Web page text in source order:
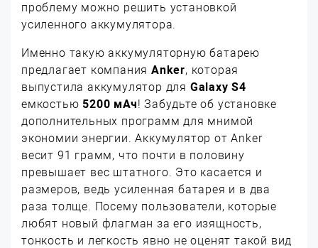
проблему можно решить установкой
усиленного аккумулятора.
Именно такую аккумуляторную батарею
предлагает компанияAnker, которая
выпустила аккумулятор для Galaxy S4
емкостью 5200 мАч! Забудьте об установке
дополнительных программ для мнимой
экономии энергии. Аккумулятор от Anker
весит 91 грамм, что почти в половину
превышает вес штатного. Это касается и
размеров, ведь усиленная батарея и в два
раза толще. Посему пользователи, которые
любят новый флагман за его изящность,
тонкость и легкость явно не оценят такой вид